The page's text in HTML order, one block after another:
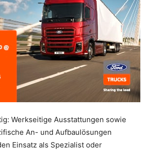
Werkseitige Ausstattungen sowie
An- und Aufbaulösungen
Einsatz als Spezialist oder